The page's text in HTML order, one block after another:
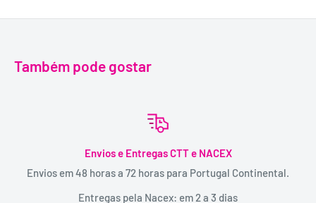
Também pode gostar
Envios e Entregas CTT e NACEX
Envios em 48 horas a 72 horas para Portugal Continental.
Entregas pela Nacex: em 2 a 3 dias